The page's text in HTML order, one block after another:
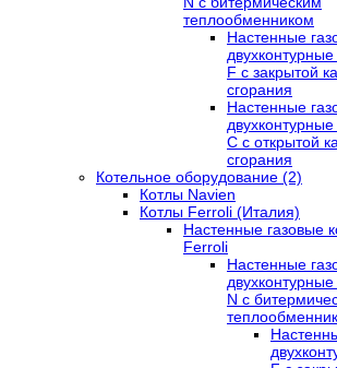
теплообменником
Настенные
F с закрытой
сгорания
Настенные
C с открытой
сгорания
Котельное оборудование (2)
Котлы Navien
Котлы Ferroli (Италия)
Настенные газовые
Ferroli
Настенные
N с